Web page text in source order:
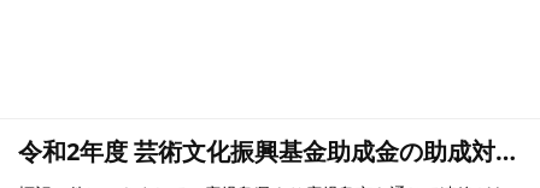
令和2年度 芸術文化振興基金助成金の助成対…